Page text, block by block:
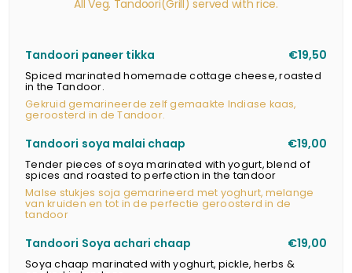
All Veg. Tandoori(Grill) served with rice.
Tandoori paneer tikka €19,50
Spiced marinated homemade cottage cheese, roasted
in the Tandoor.
Gekruid gemarineerde zelf gemaakte Indiase kaas,
geroosterd in de Tandoor.
Tandoori soya malai chaap €19,00
Tender pieces of soya marinated with yogurt, blend of
spices and roasted to perfection in the tandoor
Malse stukjes soja gemarineerd met yoghurt, melange
van kruiden en tot in de perfectie geroosterd in de
tandoor
Tandoori Soya achari chaap €19,00
Soya chaap marinated with yoghurt, pickle, herbs &